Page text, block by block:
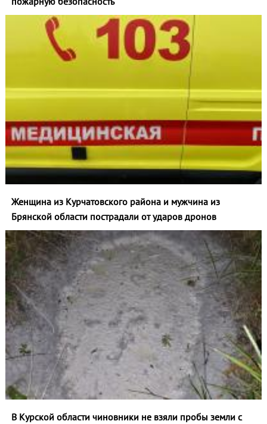
Женщина из Курчатовского района и мужчина из
Брянской области пострадали от ударов дронов
В Курской области чиновники не взяли пробы земли с